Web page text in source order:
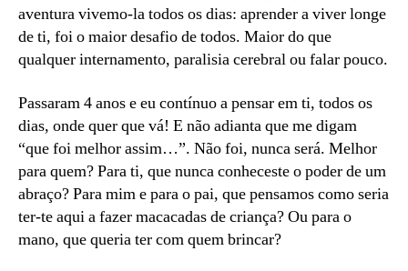
aventura vivemo-la todos os dias: aprender a viver longe
de ti, foi o maior desafio de todos. Maior do que
qualquer internamento, paralisia cerebral ou falar pouco.
Passaram 4 anos e eu contínuo a pensar em ti, todos os
dias, onde quer que vá! E não adianta que me digam
“que foi melhor assim…”. Não foi, nunca será. Melhor
para quem? Para ti, que nunca conheceste o poder de um
abraço? Para mim e para o pai, que pensamos como seria
ter-te aqui a fazer macacadas de criança? Ou para o
mano, que queria ter com quem brincar?